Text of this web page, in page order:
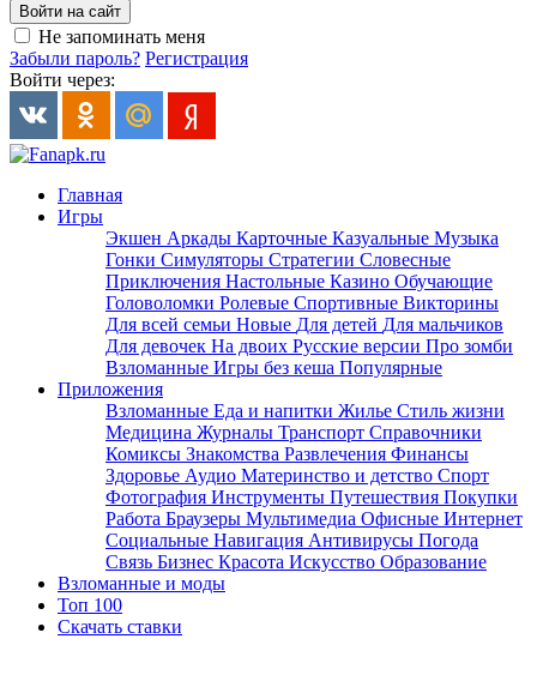
Войти на сайт
Не запоминать меня
Забыли пароль? Регистрация
Войти через:
Главная
Игры
Экшен Аркады Карточные Казуальные Музыка
Гонки Симуляторы Стратегии Словесные
Приключения Настольные Казино Обучающие
Головоломки Ролевые Спортивные Викторины
Для всей семьи Новые Для детей Для мальчиков
Для девочек На двоих Русские версии Про зомби
Взломанные Игры без кеша Популярные
Приложения
Взломанные Еда и напитки Жилье Стиль жизни
Медицина Журналы Транспорт Справочники
Комиксы Знакомства Развлечения Финансы
Здоровье Аудио Материнство и детство Спорт
Фотография Инструменты Путешествия Покупки
Работа Браузеры Мультимедиа Офисные Интернет
Социальные Навигация Антивирусы Погода
Связь Бизнес Красота Искусство Образование
Взломанные и моды
Топ 100
Скачать ставки